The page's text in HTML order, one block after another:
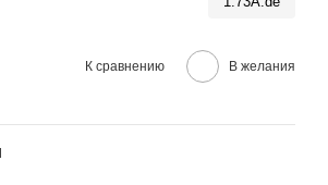
К сравнению В желания